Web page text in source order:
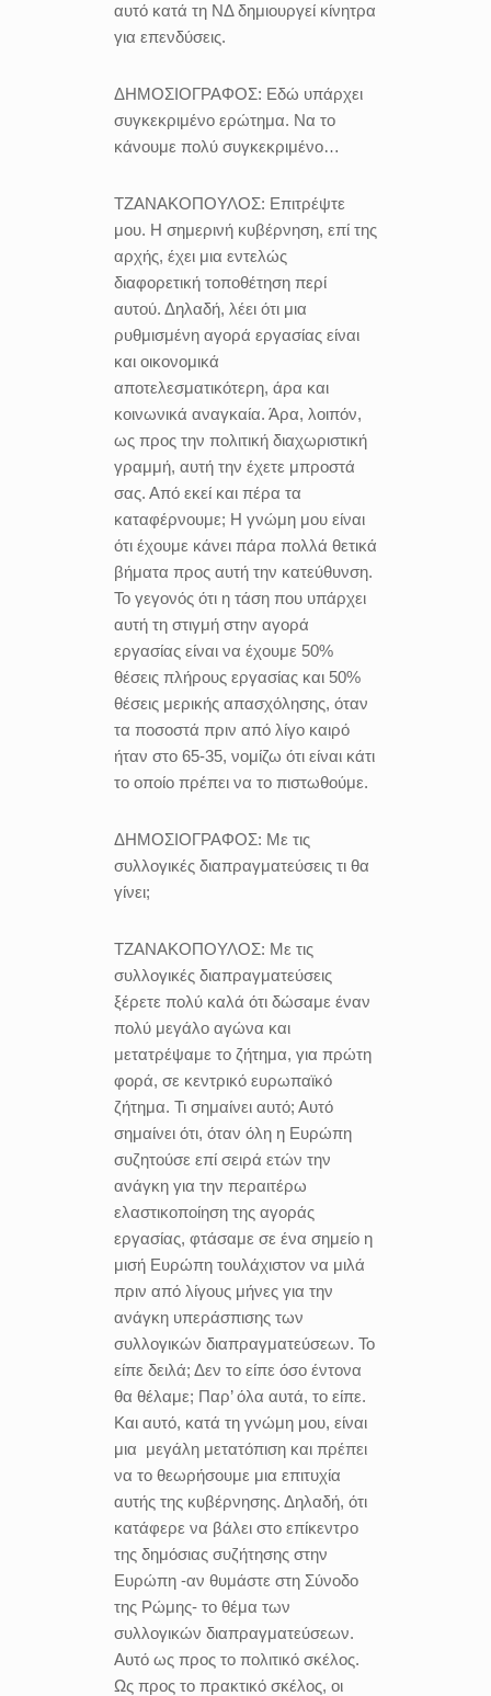
αυτό κατά τη ΝΔ δημιουργεί κίνητρα
για επενδύσεις.
ΔΗΜΟΣΙΟΓΡΑΦΟΣ: Εδώ υπάρχει
συγκεκριμένο ερώτημα. Να το
κάνουμε πολύ συγκεκριμένο…
ΤΖΑΝΑΚΟΠΟΥΛΟΣ: Επιτρέψτε
μου. Η σημερινή κυβέρνηση, επί της
αρχής, έχει μια εντελώς
διαφορετική τοποθέτηση περί
αυτού. Δηλαδή, λέει ότι μια
ρυθμισμένη αγορά εργασίας είναι
και οικονομικά
αποτελεσματικότερη, άρα και
κοινωνικά αναγκαία. Άρα, λοιπόν,
ως προς την πολιτική διαχωριστική
γραμμή, αυτή την έχετε μπροστά
σας. Από εκεί και πέρα τα
καταφέρνουμε; Η γνώμη μου είναι
ότι έχουμε κάνει πάρα πολλά θετικά
βήματα προς αυτή την κατεύθυνση.
Το γεγονός ότι η τάση που υπάρχει
αυτή τη στιγμή στην αγορά
εργασίας είναι να έχουμε 50%
θέσεις πλήρους εργασίας και 50%
θέσεις μερικής απασχόλησης, όταν
τα ποσοστά πριν από λίγο καιρό
ήταν στο 65-35, νομίζω ότι είναι κάτι
το οποίο πρέπει να το πιστωθούμε.
ΔΗΜΟΣΙΟΓΡΑΦΟΣ: Με τις
συλλογικές διαπραγματεύσεις τι θα
γίνει;
ΤΖΑΝΑΚΟΠΟΥΛΟΣ: Με τις
συλλογικές διαπραγματεύσεις
ξέρετε πολύ καλά ότι δώσαμε έναν
πολύ μεγάλο αγώνα και
μετατρέψαμε το ζήτημα, για πρώτη
φορά, σε κεντρικό ευρωπαϊκό
ζήτημα. Τι σημαίνει αυτό; Αυτό
σημαίνει ότι, όταν όλη η Ευρώπη
συζητούσε επί σειρά ετών την
ανάγκη για την περαιτέρω
ελαστικοποίηση της αγοράς
εργασίας, φτάσαμε σε ένα σημείο η
μισή Ευρώπη τουλάχιστον να μιλά
πριν από λίγους μήνες για την
ανάγκη υπεράσπισης των
συλλογικών διαπραγματεύσεων. Το
είπε δειλά; Δεν το είπε όσο έντονα
θα θέλαμε; Παρ’ όλα αυτά, το είπε.
Και αυτό, κατά τη γνώμη μου, είναι
μια μεγάλη μετατόπιση και πρέπει
να το θεωρήσουμε μια επιτυχία
αυτής της κυβέρνησης. Δηλαδή, ότι
κατάφερε να βάλει στο επίκεντρο
της δημόσιας συζήτησης στην
Ευρώπη -αν θυμάστε στη Σύνοδο
της Ρώμης- το θέμα των
συλλογικών διαπραγματεύσεων.
Αυτό ως προς το πολιτικό σκέλος.
Ως προς το πρακτικό σκέλος, οι